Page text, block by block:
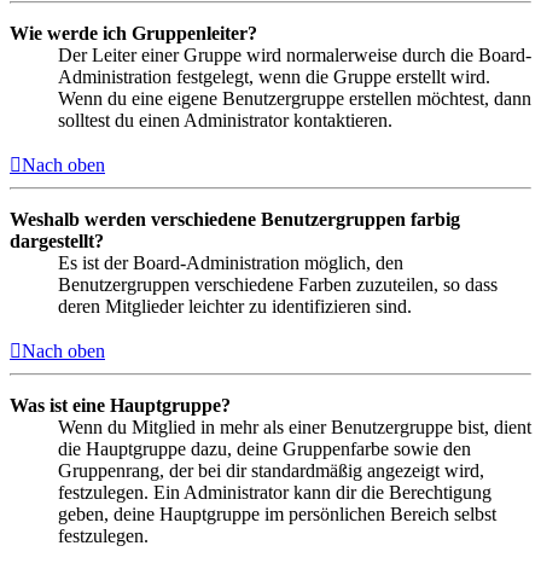
Wie werde ich Gruppenleiter?
Der Leiter einer Gruppe wird normalerweise durch die Board-
Administration festgelegt, wenn die Gruppe erstellt wird.
Wenn du eine eigene Benutzergruppe erstellen möchtest, dann
solltest du einen Administrator kontaktieren.
Nach oben
Weshalb werden verschiedene Benutzergruppen farbig
dargestellt?
Es ist der Board-Administration möglich, den
Benutzergruppen verschiedene Farben zuzuteilen, so dass
deren Mitglieder leichter zu identifizieren sind.
Nach oben
Was ist eine Hauptgruppe?
Wenn du Mitglied in mehr als einer Benutzergruppe bist, dient
die Hauptgruppe dazu, deine Gruppenfarbe sowie den
Gruppenrang, der bei dir standardmäßig angezeigt wird,
festzulegen. Ein Administrator kann dir die Berechtigung
geben, deine Hauptgruppe im persönlichen Bereich selbst
festzulegen.